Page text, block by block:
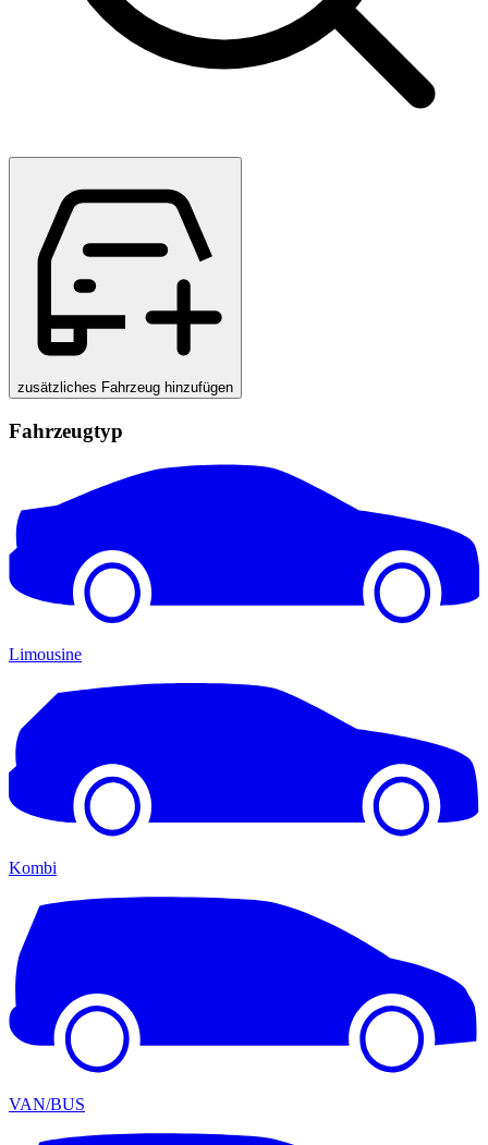
zusätzliches Fahrzeug hinzufügen
Fahrzeugtyp
Limousine
Kombi
VAN/BUS